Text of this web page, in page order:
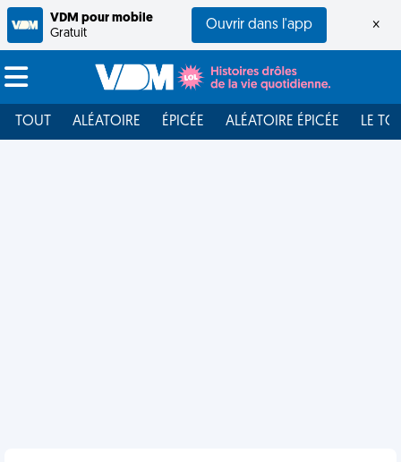
VDM pour mobile
Gratuit
Ouvrir dans l'app ×
TOUT ALÉATOIRE ÉPICÉE ALÉATOIRE ÉPICÉE LE